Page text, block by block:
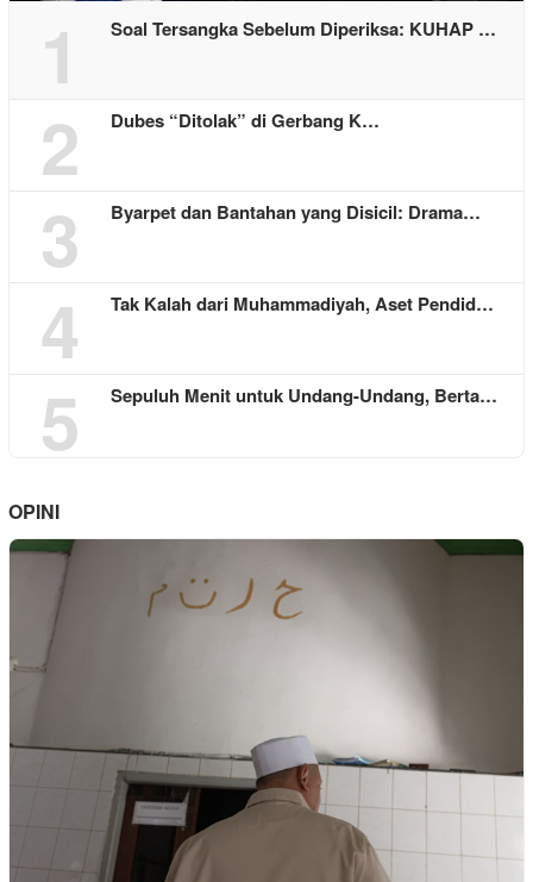
1 Soal Tersangka Sebelum Diperiksa: KUHAP …
2 Dubes “Ditolak” di Gerbang K…
3 Byarpet dan Bantahan yang Disicil: Drama…
4 Tak Kalah dari Muhammadiyah, Aset Pendid…
5 Sepuluh Menit untuk Undang-Undang, Berta…
OPINI